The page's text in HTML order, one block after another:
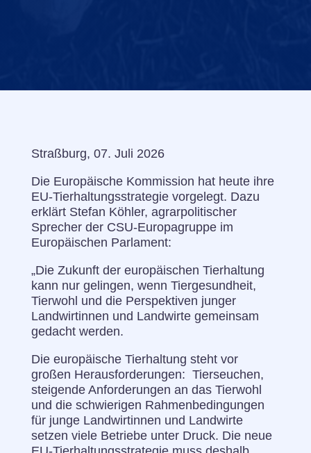
Straßburg, 07. Juli 2026
Die Europäische Kommission hat heute ihre
EU-Tierhaltungsstrategie vorgelegt. Dazu
erklärt Stefan Köhler, agrarpolitischer
Sprecher der CSU-Europagruppe im
Europäischen Parlament:
„Die Zukunft der europäischen Tierhaltung
kann nur gelingen, wenn Tiergesundheit,
Tierwohl und die Perspektiven junger
Landwirtinnen und Landwirte gemeinsam
gedacht werden.
Die europäische Tierhaltung steht vor
großen Herausforderungen: Tierseuchen,
steigende Anforderungen an das Tierwohl
und die schwierigen Rahmenbedingungen
für junge Landwirtinnen und Landwirte
setzen viele Betriebe unter Druck. Die neue